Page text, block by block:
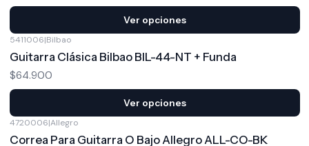
Ver opciones
5411006|Bilbao
Guitarra Clásica Bilbao BIL-44-NT + Funda
$64.900
Ver opciones
4720006|Allegro
Correa Para Guitarra O Bajo Allegro ALL-CO-BK